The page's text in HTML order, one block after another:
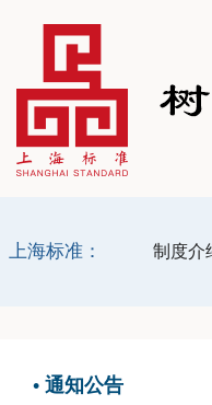
制度介
上海标准：
• 通知公告